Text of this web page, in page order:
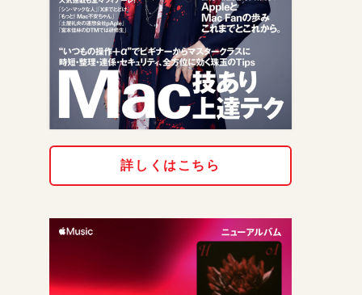
詳しくはこちら